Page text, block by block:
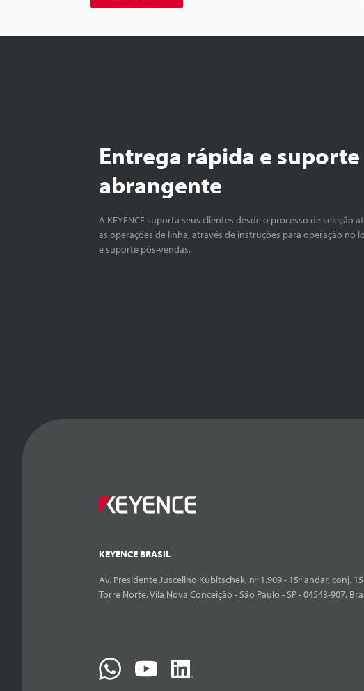
Entrega rápida e suporte
abrangente
A KEYENCE suporta seus clientes desde o processo de seleção
as operações de linha, através de instruções para operação no
e suporte pós-vendas.
KEYENCE BRASIL
Av. Presidente Juscelino Kubitschek, nº 1.909 - 15º andar, conj.
Torre Norte, Vila Nova Conceição - São Paulo - SP - 04543-907,